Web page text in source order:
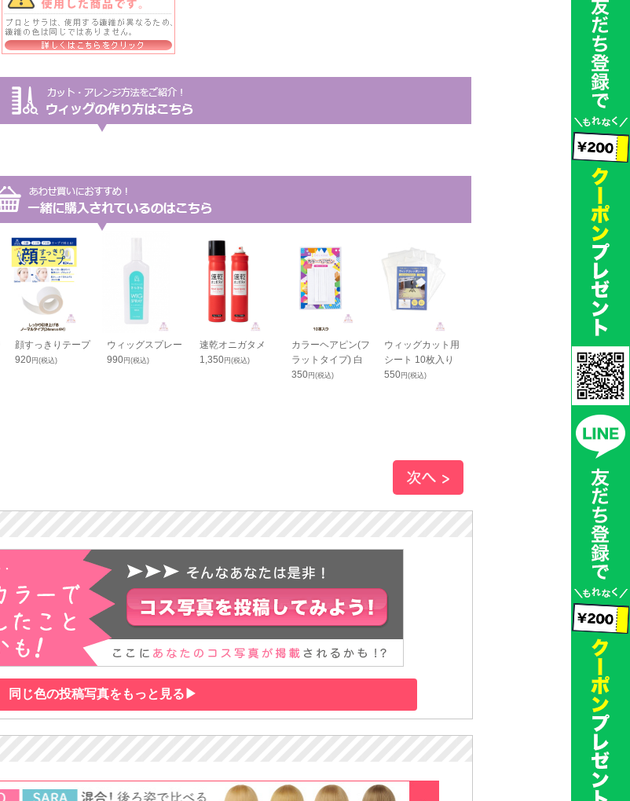
顔すっきりテープ
920円(税込)
ウィッグスプレー
990円(税込)
速乾オニガタメ
1,350円(税込)
カラーヘアピン(フ
ラットタイプ) 白
350円(税込)
ウィッグカット用
シート 10枚入り
550円(税込)
ウィッグズレ
バンド ベージ
990円(税込)